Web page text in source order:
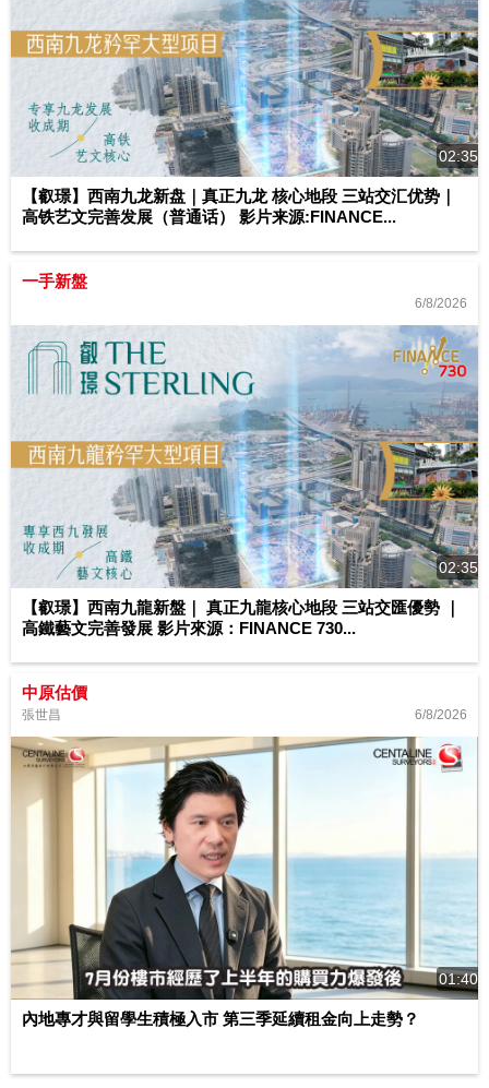
02:35
【叡璟】西南九龙新盘｜真正九龙 核心地段 三站交汇优势｜
高铁艺文完善发展（普通话） 影片来源:FINANCE...
一手新盤
6/8/2026
02:35
【叡璟】西南九龍新盤｜ 真正九龍核心地段 三站交匯優勢 ｜
高鐵藝文完善發展 影片來源：FINANCE 730...
中原估價
張世昌 6/8/2026
01:40
內地專才與留學生積極入市 第三季延續租金向上走勢？